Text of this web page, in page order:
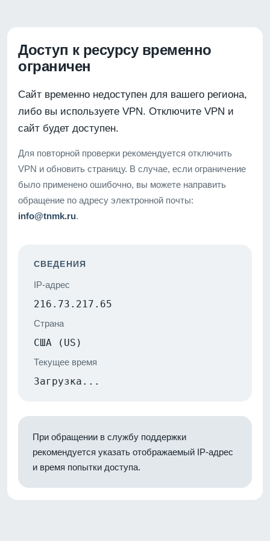
Доступ к ресурсу временно
ограничен
Сайт временно недоступен для вашего региона,
либо вы используете VPN. Отключите VPN и
сайт будет доступен.
Для повторной проверки рекомендуется отключить
VPN и обновить страницу. В случае, если ограничение
было применено ошибочно, вы можете направить
обращение по адресу электронной почты:
info@tnmk.ru.
СВЕДЕНИЯ
IP-адрес
216.73.217.65
Страна
США (US)
Текущее время
Загрузка...
При обращении в службу поддержки
рекомендуется указать отображаемый IP-адрес
и время попытки доступа.